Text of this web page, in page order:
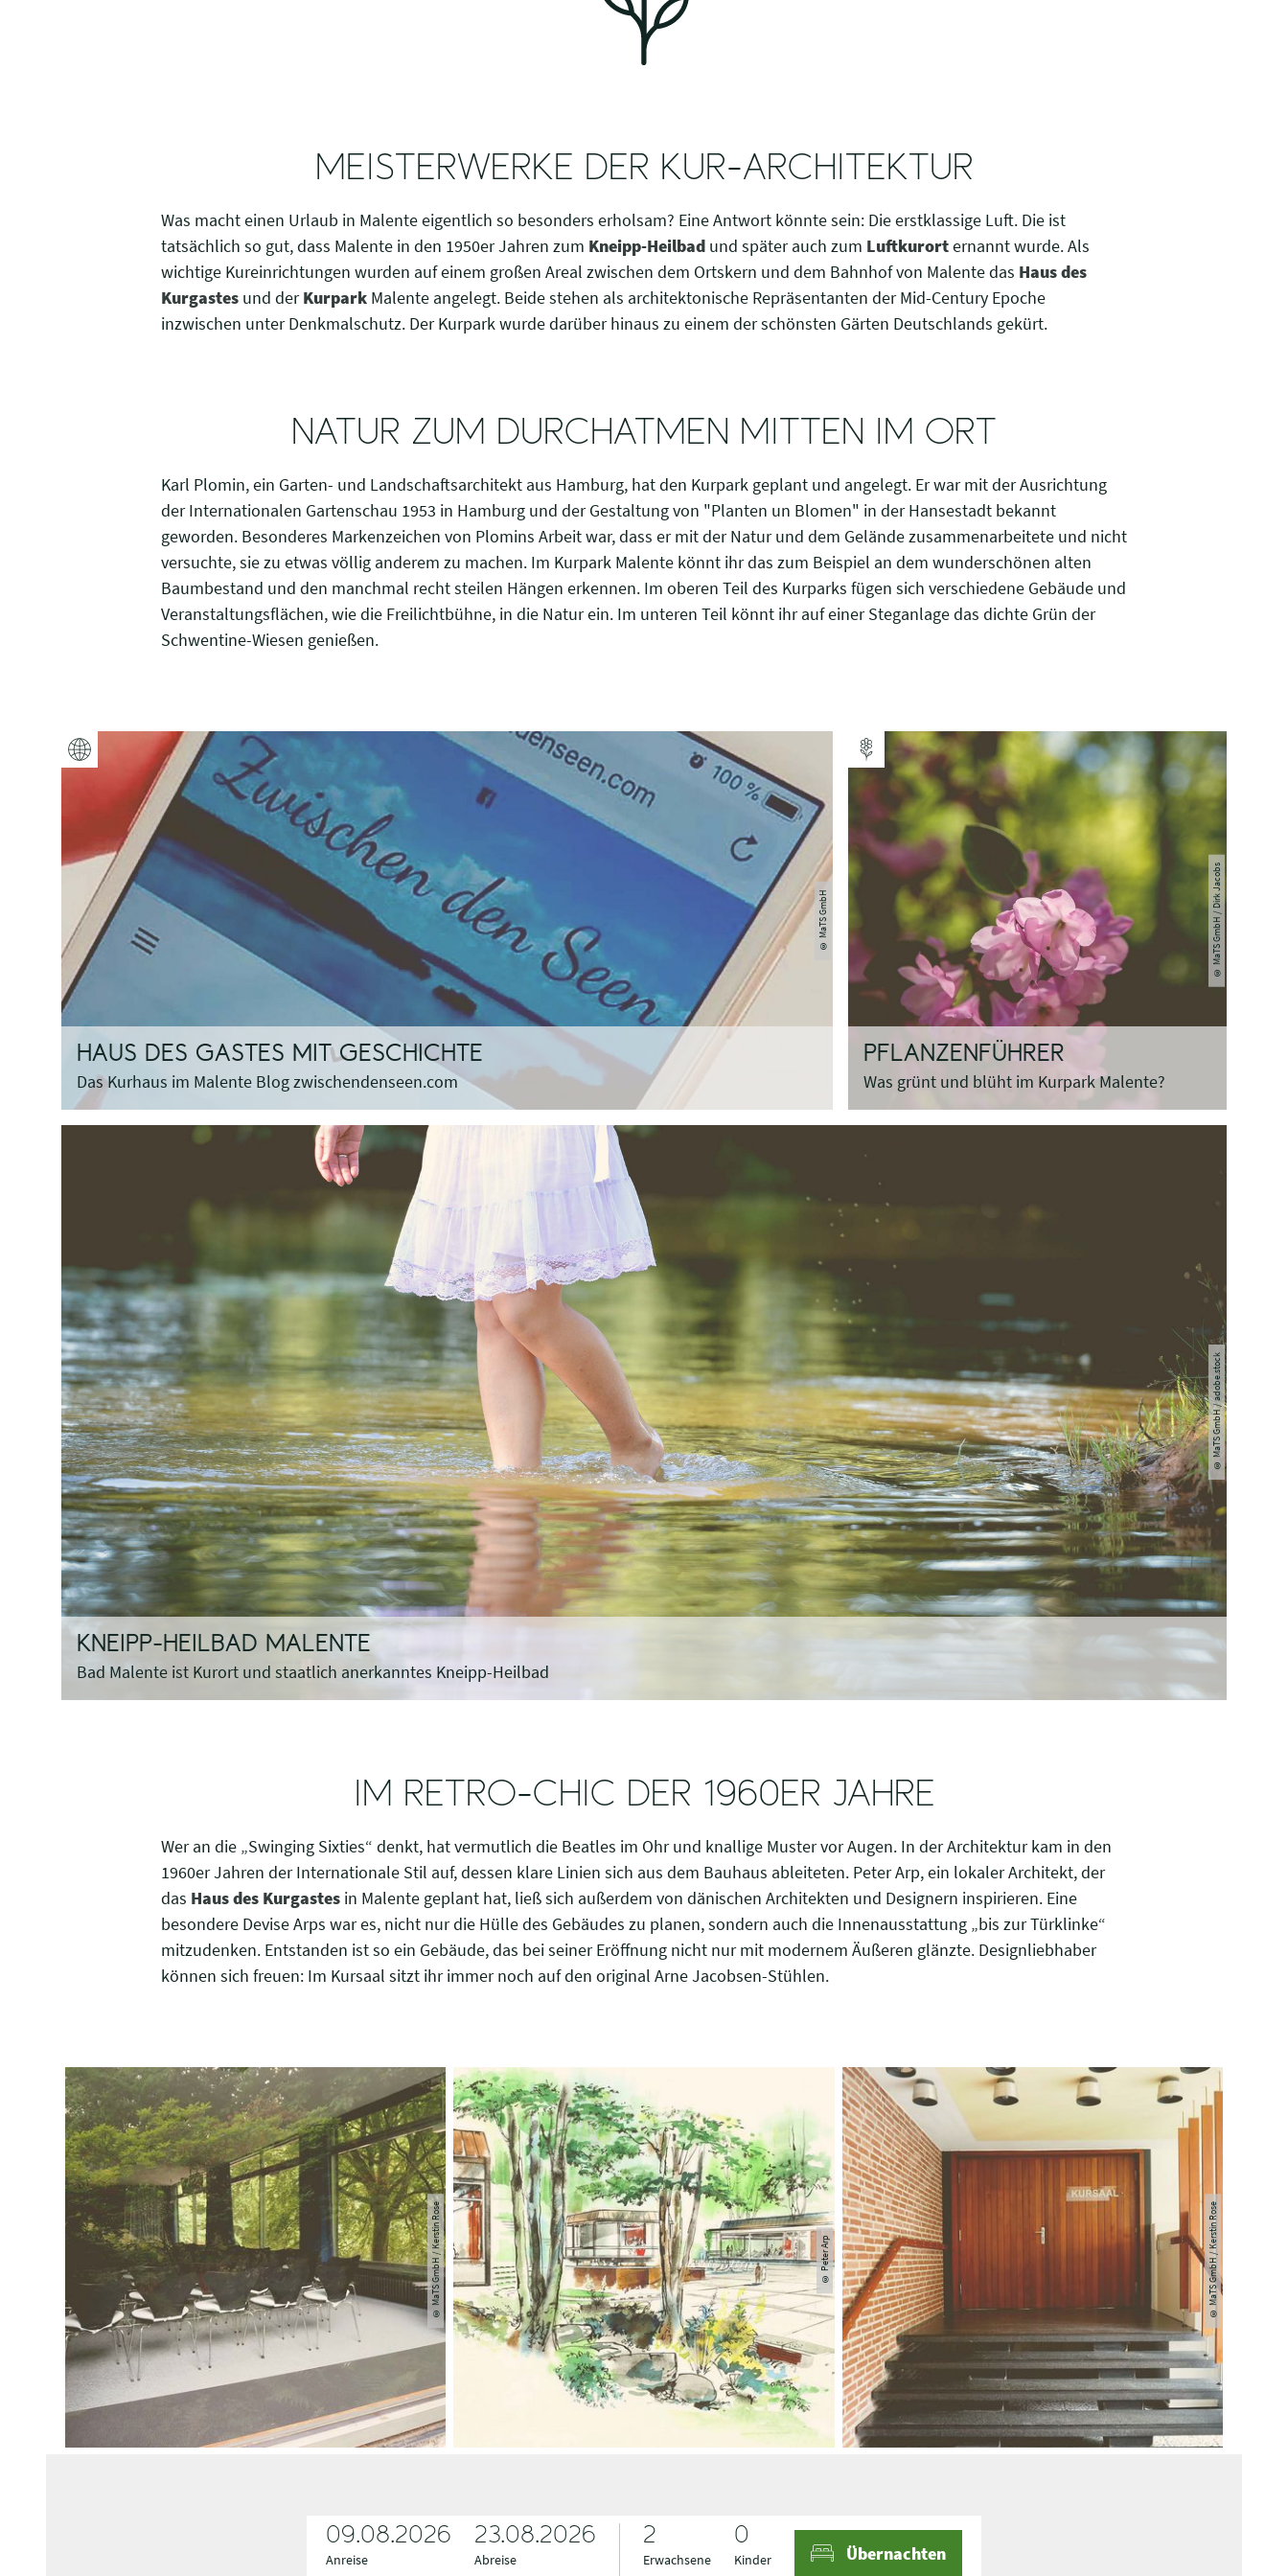
MEISTERWERKE DER KUR-ARCHITEKTUR
Was macht einen Urlaub in Malente eigentlich so besonders erholsam? Eine Antwort könnte sein: Die erstklassige Luft. Die ist
tatsächlich so gut, dass Malente in den 1950er Jahren zum Kneipp-Heilbad und später auch zum Luftkurorternannt wurde. Als
wichtige Kureinrichtungen wurden auf einem großen Areal zwischen dem Ortskern und dem Bahnhof von Malente das Haus des
Kurgastes und derKurpark Malente angelegt. Beide stehen als architektonische Repräsentanten der Mid-Century Epoche
inzwischen unter Denkmalschutz. Der Kurpark wurde darüber hinaus zu einem der schönsten Gärten Deutschlands gekürt.
NATUR ZUM DURCHATMEN MITTEN IM ORT
Karl Plomin, ein Garten- und Landschaftsarchitekt aus Hamburg, hat den Kurpark geplant und angelegt. Er war mit der Ausrichtung
der Internationalen Gartenschau 1953 in Hamburg und der Gestaltung von "Planten un Blomen" in der Hansestadt bekannt
geworden. Besonderes Markenzeichen von Plomins Arbeit war, dass er mit der Natur und dem Gelände zusammenarbeitete und nicht
versuchte, sie zu etwas völlig anderem zu machen. Im Kurpark Malente könnt ihr das zum Beispiel an dem wunderschönen alten
Baumbestand und den manchmal recht steilen Hängen erkennen. Im oberen Teil des Kurparks fügen sich verschiedene Gebäude und
Veranstaltungsflächen, wie die Freilichtbühne, in die Natur ein. Im unteren Teil könnt ihr auf einer Steganlage das dichte Grün der
Schwentine-Wiesen genießen.
HAUS DES GASTES MIT GESCHICHTE
Das Kurhaus im Malente Blog zwischendenseen.com
© MaTS GmbH
PFLANZENFÜHRER
Was grünt und blüht im Kurpark Malente?
© MaTS GmbH / Dirk Jacobs
KNEIPP-HEILBAD MALENTE
Bad Malente ist Kurort und staatlich anerkanntes Kneipp-Heilbad
© MaTS GmbH / adobe.stock
IM RETRO-CHIC DER 1960ER JAHRE
Wer an die „Swinging Sixties“ denkt, hat vermutlich die Beatles im Ohr und knallige Muster vor Augen. In der Architektur kam in den
1960er Jahren der Internationale Stil auf, dessen klare Linien sich aus dem Bauhaus ableiteten. Peter Arp, ein lokaler Architekt, der
das Haus des Kurgastes in Malente geplant hat, ließ sich außerdem von dänischen Architekten und Designern inspirieren. Eine
besondere Devise Arps war es, nicht nur die Hülle des Gebäudes zu planen, sondern auch die Innenausstattung „bis zur Türklinke“
mitzudenken. Entstanden ist so ein Gebäude, das bei seiner Eröffnung nicht nur mit modernem Äußeren glänzte. Designliebhaber
können sich freuen: Im Kursaal sitzt ihr immer noch auf den original Arne Jacobsen-Stühlen.
© MaTS GmbH / Kerstin Rose © Peter Arp © MaTS GmbH / Kerstin Rose
Anreise
09.08.2026
Abreise
23.08.2026
Erwachsene Kinder Übernachten